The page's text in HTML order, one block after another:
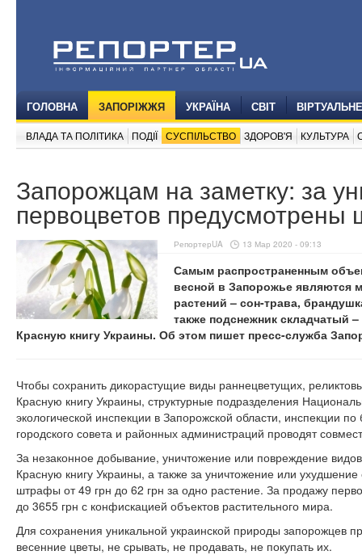
ГОЛОВНА ЗАПОРІЖЖЯ УКРАЇНА СВІТ
ВЛАДА ТА ПОЛІТИКА ПОДІЇ СУСПІЛЬСТВО ЗДОРОВ'Я КУЛЬТУРА
Запорожцам на заметку: за
первоцветов
РепортерUA 13 Мар 2020 - 09:13
Самым распространенным
весной в Запорожье являются
растений – сон-трава,
также подснежник складчатый
Красную книгу Украины. Об этом пишет пресс-служба
Чтобы сохранить дикорастущие виды раннецветущих,
Красную книгу Украины, структурные подразделения
экологической инспекции в Запорожской области, инспекции по
городского совета и районных администраций проводят
За незаконное добывание, уничтожение или повреждение
Красную книгу Украины, а также за уничтожение или
штрафы от 49 грн до 62 грн за одно растение. За продажу
до 3655 грн с конфискацией объектов растительного мира.
Для сохранения уникальной украинской природы запорожцев
весенние цветы, не срывать, не продавать, не покупать их.